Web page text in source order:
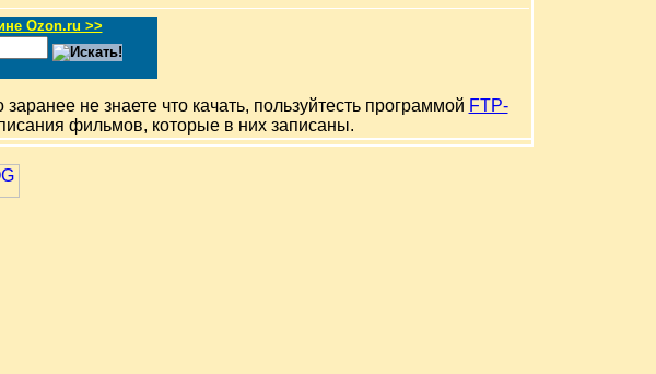
Ozon.ru >>
не знаете что качать, пользуйтесть программой FTP-
фильмов, которые в них записаны.